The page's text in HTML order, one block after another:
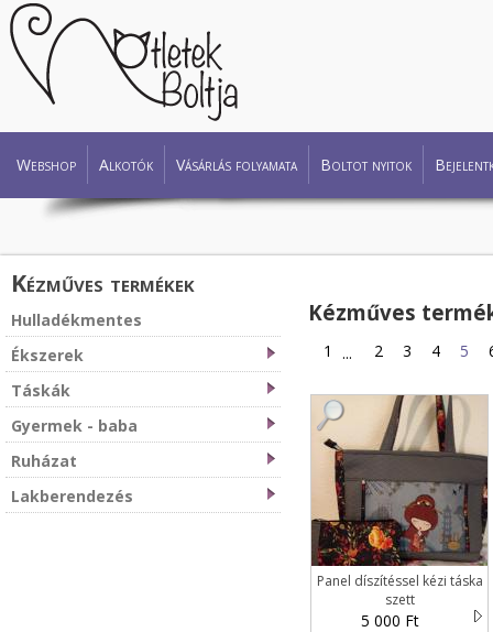
Webshop Alkotók Vásárlás folyamata Boltot nyitok
Kézműves termékek
Hulladékmentes
Ékszerek
Táskák
Gyermek - baba
Ruházat
Lakberendezés
Kézműves
1 ... 2 3 4 5
Panel díszítéssel kézi táska
szett
5 000 Ft